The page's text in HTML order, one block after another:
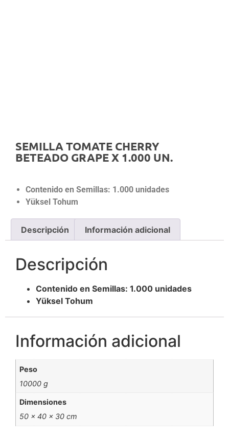
SEMILLA TOMATE CHERRY
BETEADO GRAPE X 1.000 UN.
Contenido en Semillas: 1.000 unidades
Yüksel Tohum
Descripción Información adicional
Descripción
Contenido en Semillas: 1.000 unidades
Yüksel Tohum
Información adicional
Peso
10000 g
Dimensiones
50 × 40 × 30 cm